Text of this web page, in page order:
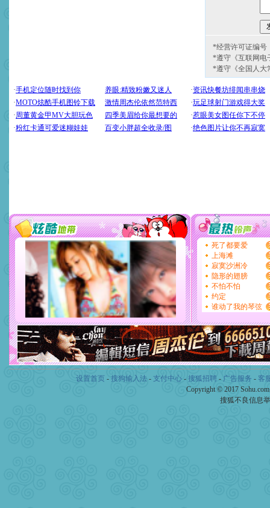
*经营许可证编号
*遵守《互联网电
*遵守《全国人大
设置首页 - 搜狗输入法- 支付中心- 搜狐招聘- 广告服务 - 客
Copyright © 2017
搜狐不良信息